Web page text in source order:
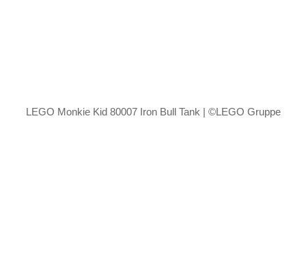
LEGO Monkie Kid 80007 Iron Bull Tank | ©LEGO Gruppe